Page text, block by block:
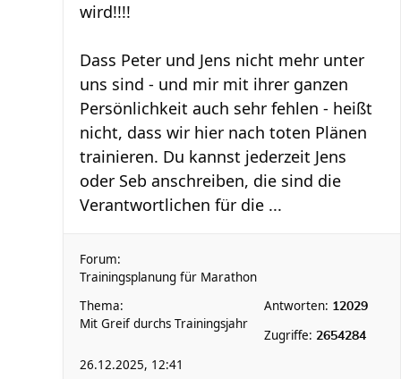
wird!!!!
Dass Peter und Jens nicht mehr unter
uns sind - und mir mit ihrer ganzen
Persönlichkeit auch sehr fehlen - heißt
nicht, dass wir hier nach toten Plänen
trainieren. Du kannst jederzeit Jens
oder Seb anschreiben, die sind die
Verantwortlichen für die ...
Forum:
Trainingsplanung für Marathon
Thema:
Mit Greif durchs Trainingsjahr
Antworten: 12029
Zugriffe: 2654284
26.12.2025, 12:41